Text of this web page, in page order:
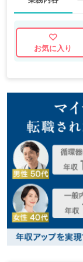
お気に入り